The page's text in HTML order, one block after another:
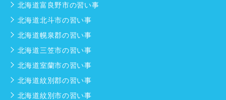
北海道富良野市の習い事
北海道北斗市の習い事
北海道幌泉郡の習い事
北海道三笠市の習い事
北海道室蘭市の習い事
北海道紋別郡の習い事
北海道紋別市の習い事